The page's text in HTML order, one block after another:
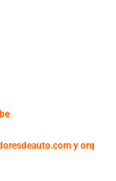
y orq